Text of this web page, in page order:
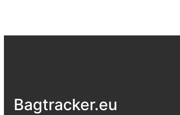
Bagtracker.eu